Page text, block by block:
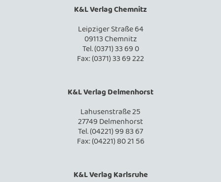
K&L Verlag Chemnitz
Leipziger Straße 64
09113 Chemnitz
Tel. (0371) 33 69 0
Fax: (0371) 33 69 222
K&L Verlag Delmenhorst
Lahusenstraße 25
27749 Delmenhorst
Tel. (04221) 99 83 67
Fax: (04221) 80 21 56
K&L Verlag Karlsruhe